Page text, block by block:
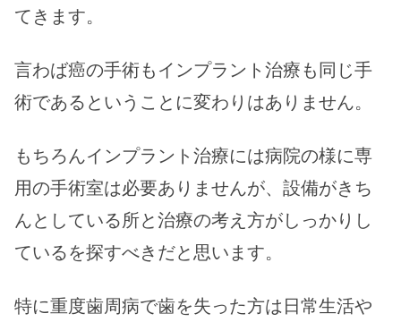
てきます。
言わば癌の手術もインプラント治療も同じ手
術であるということに変わりはありません。
もちろんインプラント治療には病院の様に専
用の手術室は必要ありませんが、設備がきち
んとしている所と治療の考え方がしっかりし
ているを探すべきだと思います。
特に重度歯周病で歯を失った方は日常生活や